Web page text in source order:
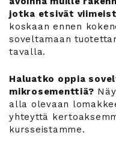
jotka etsivät
koskaan ennen
soveltamaan
tavalla.
Haluatko oppia
mikrosementtiä?
alla olevaan
yhteyttä
kursseistamme.